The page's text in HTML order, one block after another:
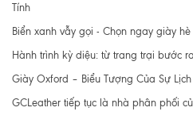
Tính
Biển xanh vẫy gọi - Chọn ngay giày
Hành trình kỳ diệu: từ trang trại bước
Giày Oxford – Biểu Tượng Của Sự
GCLeather tiếp tục là nhà phân phối